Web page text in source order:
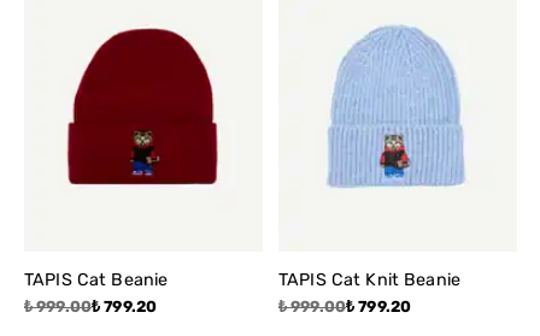
TAPIS Cat Beanie
₺ 999.00₺ 799.20
TAPIS Cat Knit Beanie
₺ 999.00₺ 799.20